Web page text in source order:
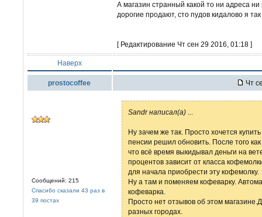
А магазин странный какой то ни адреса
дорогие продают, сто пудов кидалово я
[ Редактирование Чт сен 29 2016, 01:18 ]
Наверх
prostocoffee Чт
Сообщений: 215
Спасибо сказали 43 раз в
39 постах
Sandr написал(а)
Ну зачем же так. Просто хочется
пенсии решил обновить. После того
что всё время выкидывал деньги на
процентов зависит от класса
для начала приобрести эту кофемолку.
Ну а там и поменяем кофеварку.
кофеварка.
Просто нет отзывов об этом
разных городах.